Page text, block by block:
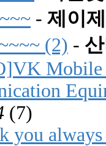
- 제이
(2) -
Mobile
(7)
you